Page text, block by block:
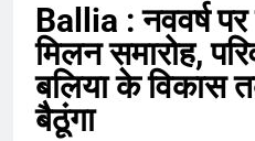
Ballia : नववर्ष पर
मिलन समारोह,
बलिया के विकास
बैठूंगा